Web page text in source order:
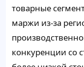
товарные
маржи из-за
конкуренции со